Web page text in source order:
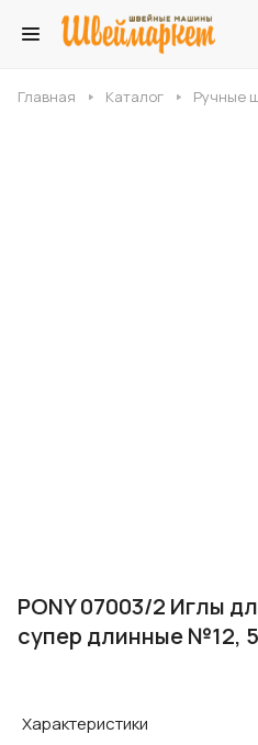
Главная Каталог Ручные
PONY 07003/2 Иглы
супер длинные №12,
Характеристики